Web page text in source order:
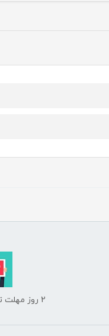
2 روز مهلت تست از زمان تحویل